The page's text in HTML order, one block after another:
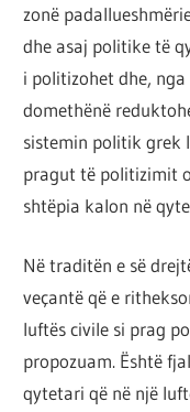
zonë
dhe asaj politike të
i politizohet dhe,
domethënë
sistemin politik grek
pragut të politizimit
shtëpia kalon në
Në traditën e së
veçantë që e
luftës civile si prag
propozuam. Është
qytetari që në një